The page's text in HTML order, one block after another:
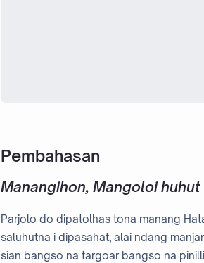
Pembahasan
Manangihon, Mangoloi
Parjolo do dipatolhas tona manang
saluhutna i dipasahat, alai ndang
sian bangso na targoar bangso na